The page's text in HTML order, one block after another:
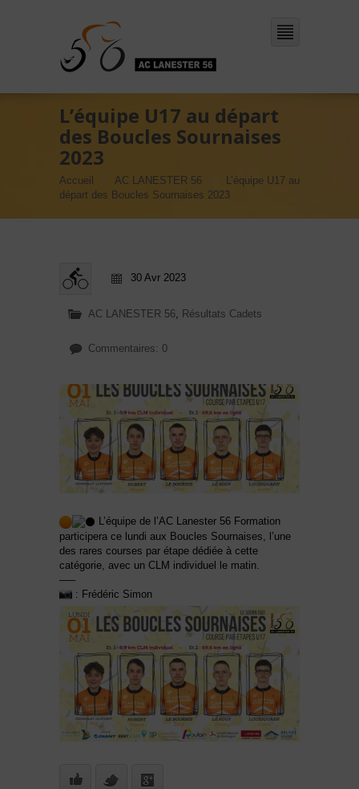
L’équipe U17 au départ
des Boucles Sournaises
2023
Accueil AC LANESTER 56
L’équipe U17 au
départ des Boucles Sournaises 2023
30 Avr 2023
AC LANESTER 56, Résultats Cadets
Commentaires: 0
L’équipe de l’AC Lanester 56 Formation
participera ce lundi aux Boucles Sournaises, l’une
des rares courses par étape dédiée à cette
catégorie, avec un CLM individuel le matin.
—–
: Frédéric Simon